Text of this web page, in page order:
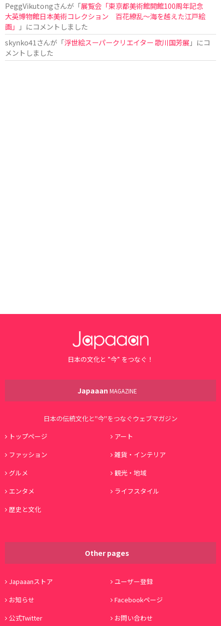
PeggVikutongさんが「展覧会「東京都美術館開館100周年記念
大英博物館日本美術コレクション 百花繚乱〜海を越えた江戸絵
画」
」にコメントしました
skynko41 さんが「浮世絵スーパークリエイター 歌川国芳展 」にコ
メントしました
日本の文化と ”今” をつなぐ！
Japaaan MAGAZINE
日本の伝統文化と"今"をつなぐウェブマガジン
トップページ
アート
ファッション
雑貨・インテリア
グルメ
観光・地域
エンタメ
ライフスタイル
歴史と文化
Other pages
Japaaanストア
ユーザー登録
お知らせ
Facebookページ
公式Twitter
お問い合わせ